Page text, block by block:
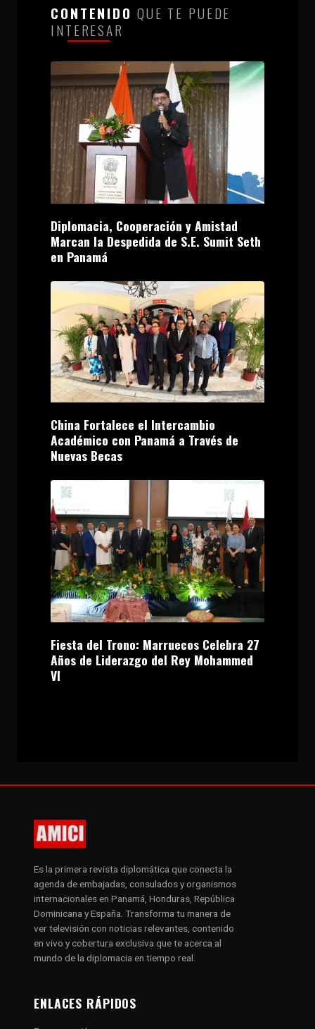
CONTENIDO QUE TE PUEDE
INTERESAR
Diplomacia, Cooperación y Amistad
Marcan la Despedida de S.E. Sumit Seth
en Panamá
China Fortalece el Intercambio
Académico con Panamá a Través de
Nuevas Becas
Fiesta del Trono: Marruecos Celebra 27
Años de Liderazgo del Rey Mohammed
VI
Es la primera revista diplomática que conecta la
agenda de embajadas, consulados y organismos
internacionales en Panamá, Honduras, República
Dominicana y España. Transforma tu manera de
ver televisión con noticias relevantes, contenido
en vivo y cobertura exclusiva que te acerca al
mundo de la diplomacia en tiempo real.
ENLACES RÁPIDOS